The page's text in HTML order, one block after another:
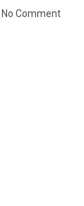
Comment